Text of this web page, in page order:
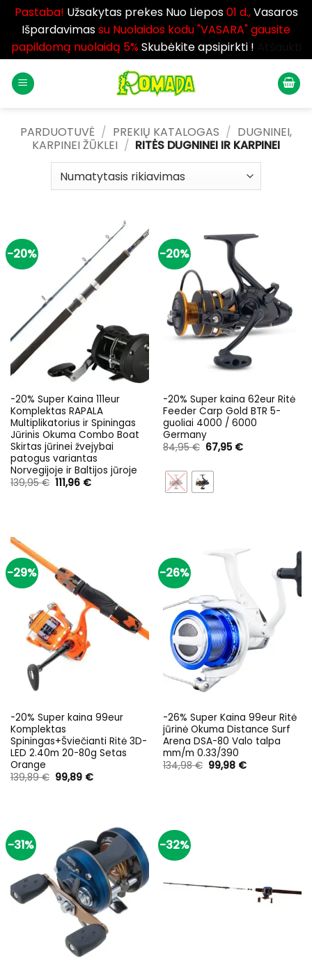
Pastaba! Užsakytas prekes Nuo Liepos01 d.,Vasaros
Išpardavimassu Nuolaidos kodu "VASARA" gausite
papildomą nuolaidą 5%Skubėkite apsipirkti !
PARDUOTUVĖ / PREKIŲ KATALOGAS / DUGNINEI,
KARPINEI ŽŪKLEI / RITĖS DUGNINEI IR KARPINEI
-20%
-20% Super Kaina 111eur
Komplektas RAPALA
Multiplikatorius ir Spiningas
Jūrinis Okuma Combo Boat
Skirtas jūrinei žvejybai
patogus variantas
Norvegijoje ir Baltijos jūroje
139,95€ Original
price
111,96 €Current
-20%
-20% Super kaina 62eur Ritė
Feeder Carp Gold BTR 5-
guoliai 4000 / 6000
Germany
84,95€ Original
price
84,95 €.
67,95 €Current
-29%
-20% Super kaina 99eur
Komplektas
Spiningas+Šviečianti Ritė 3D-
LED 2.40m 20-80g Setas
Orange
139,89€ Original
price
99,89 €Current
-26%
-26% Super Kaina 99eur Ritė
jūrinė Okuma Distance Surf
Arena DSA-80 Valo talpa
mm/m 0.33/390
134,98€ Original
price
99,98 €Current
-31% -32%